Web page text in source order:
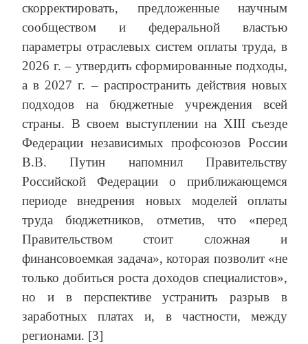
скорректировать, предложенные научным
сообществом и федеральной властью
параметры отраслевых систем оплаты труда, в
2026 г. – утвердить сформированные подходы,
а в 2027 г. – распространить действия новых
подходов на бюджетные учреждения всей
страны. В своем выступлении на XIII съезде
Федерации независимых профсоюзов России
В.В. Путин напомнил Правительству
Российской Федерации о приближающемся
периоде внедрения новых моделей оплаты
труда бюджетников, отметив, что «перед
Правительством стоит сложная и
финансовоемкая задача», которая позволит «не
только добиться роста доходов специалистов»,
но и в перспективе устранить разрыв в
заработных платах и, в частности, между
регионами. [3]